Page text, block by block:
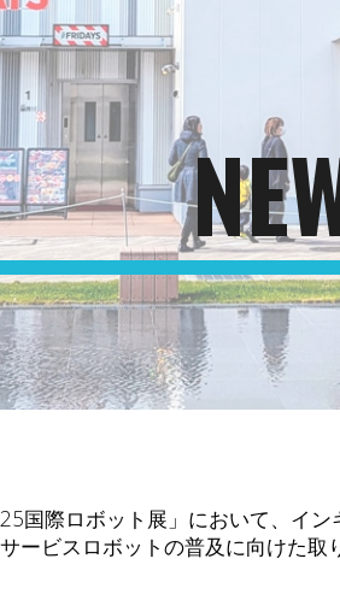
Skip to main content
国際ロボット展」において、イ
ービスロボットの普及に向けた取